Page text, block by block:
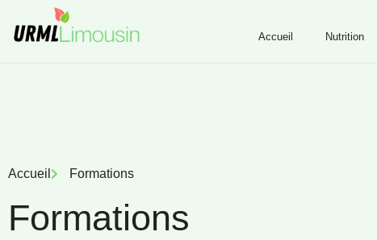
Accueil Nutrition
Accueil Formations
Formations